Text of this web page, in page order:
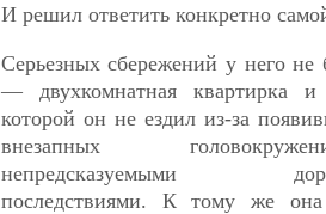
И решил ответить конкретно
Серьезных сбережений у него
— двухкомнатная квартирка
которой он не ездил из-за
внезапных
непредсказуемыми
последствиями. К тому же она